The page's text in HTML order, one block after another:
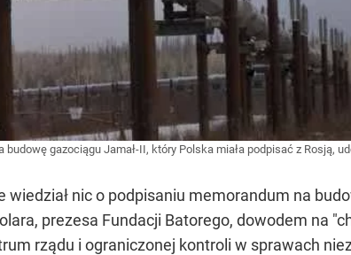
budowę gazociągu Jamał-II, który Polska miała podpisać z Rosją,
wiedział nic o podpisaniu memorandum na
prezesa Fundacji Batorego, dowodem na
rządu i ograniczonej kontroli w sprawach